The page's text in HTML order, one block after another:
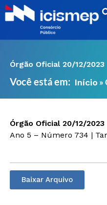
Ir
para
Órgão Oficial 20/12/2023
Você está em: Início »
Órgão Oficial 20/12/2023
Ano 5 – Número 734 |
Baixar Arquivo